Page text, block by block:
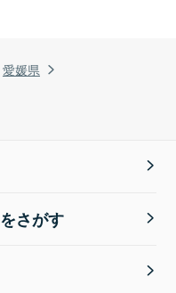
愛媛県
さがす